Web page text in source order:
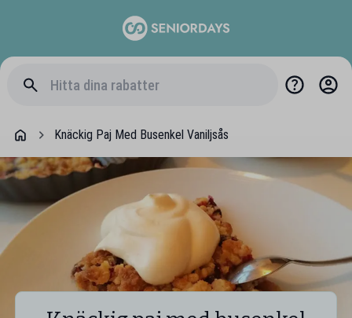
Knäckig Paj Med Busenkel Vaniljsås